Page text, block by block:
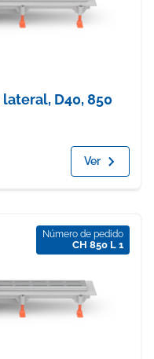
D40, 850
Ver
Número de pedido
CH 850 L 1